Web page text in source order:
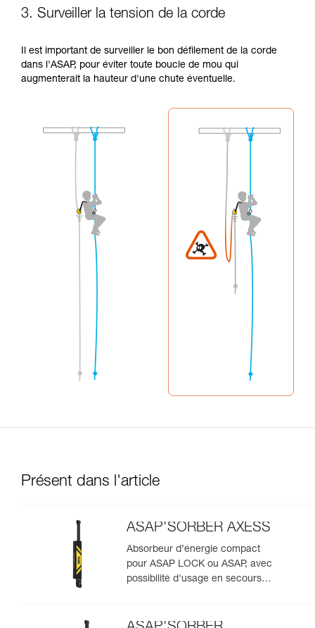
3. Surveiller la tension de la corde
Il est important de surveiller le bon défilement de la corde
dans l'ASAP, pour éviter toute boucle de mou qui
augmenterait la hauteur d'une chute éventuelle.
Présent dans l'article
ASAP'SORBER AXESS
Absorbeur d’énergie compact
pour ASAP LOCK ou ASAP, avec
possibilité d'usage en secours